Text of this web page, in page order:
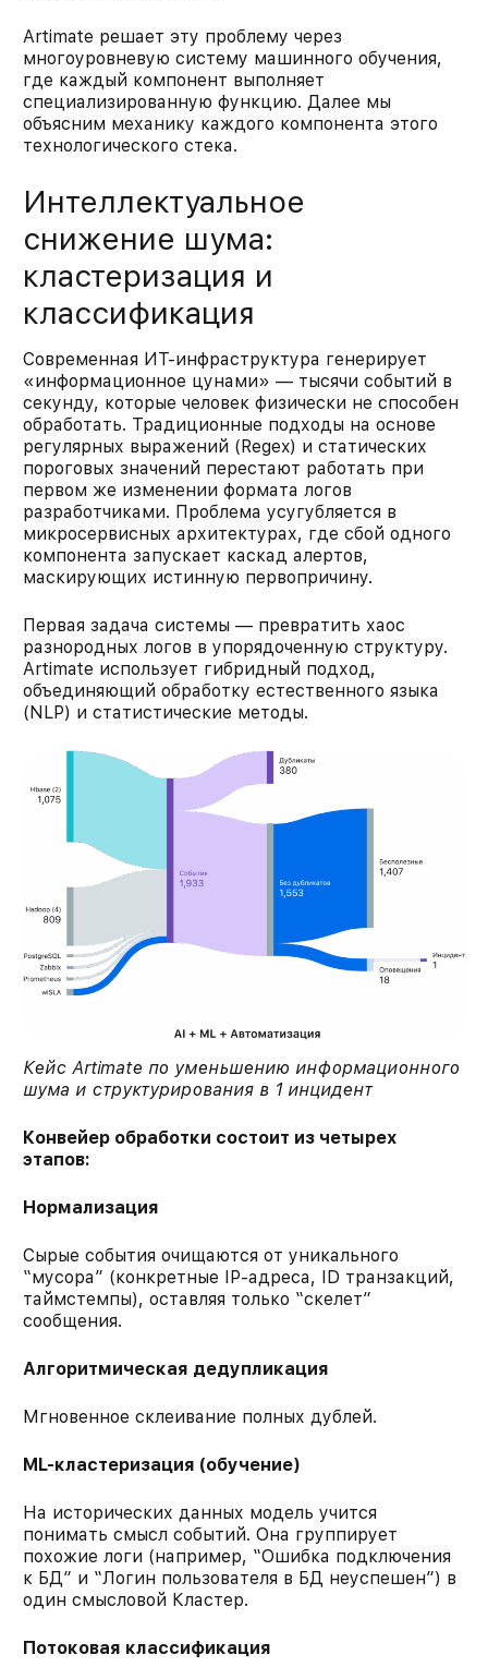
Artimate решает эту проблему через
многоуровневую систему машинного обучения,
где каждый компонент выполняет
специализированную функцию. Далее мы
объясним механику каждого компонента этого
технологического стека.
Интеллектуальное
снижение шума:
кластеризация и
классификация
Современная ИТ-инфраструктура генерирует
«информационное цунами» — тысячи событий в
секунду, которые человек физически не способен
обработать. Традиционные подходы на основе
регулярных выражений (Regex) и статических
пороговых значений перестают работать при
первом же изменении формата логов
разработчиками. Проблема усугубляется в
микросервисных архитектурах, где сбой одного
компонента запускает каскад алертов,
маскирующих истинную первопричину.​​
Первая задача системы — превратить хаос
разнородных логов в упорядоченную структуру.
Artimate использует гибридный подход,
объединяющий обработку естественного языка
(NLP) и статистические методы.
Кейс Artimate по уменьшению информационного
шума и структурирования в 1 инцидент
Конвейер обработки состоит из четырех
этапов:
Нормализация
Сырые события очищаются от уникального
“мусора” (конкретные IP-адреса, ID транзакций,
таймстемпы), оставляя только “скелет”
сообщения.
Алгоритмическая дедупликация
Мгновенное склеивание полных дублей.
ML-кластеризация (обучение)
На исторических данных модель учится
понимать смысл событий. Она группирует
похожие логи (например, “Ошибка подключения
к БД” и “Логин пользователя в БД неуспешен”) в
один смысловой Кластер.
Потоковая классификация